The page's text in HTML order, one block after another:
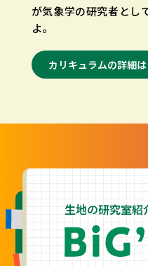
が気象学の研究者とし
よ。
カリキュラムの詳細
生地の研究室紹